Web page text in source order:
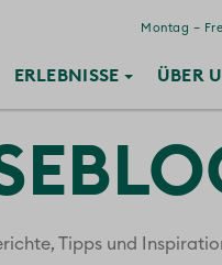
Montag –
ERLEBNISSE ÜBER
Tipps und